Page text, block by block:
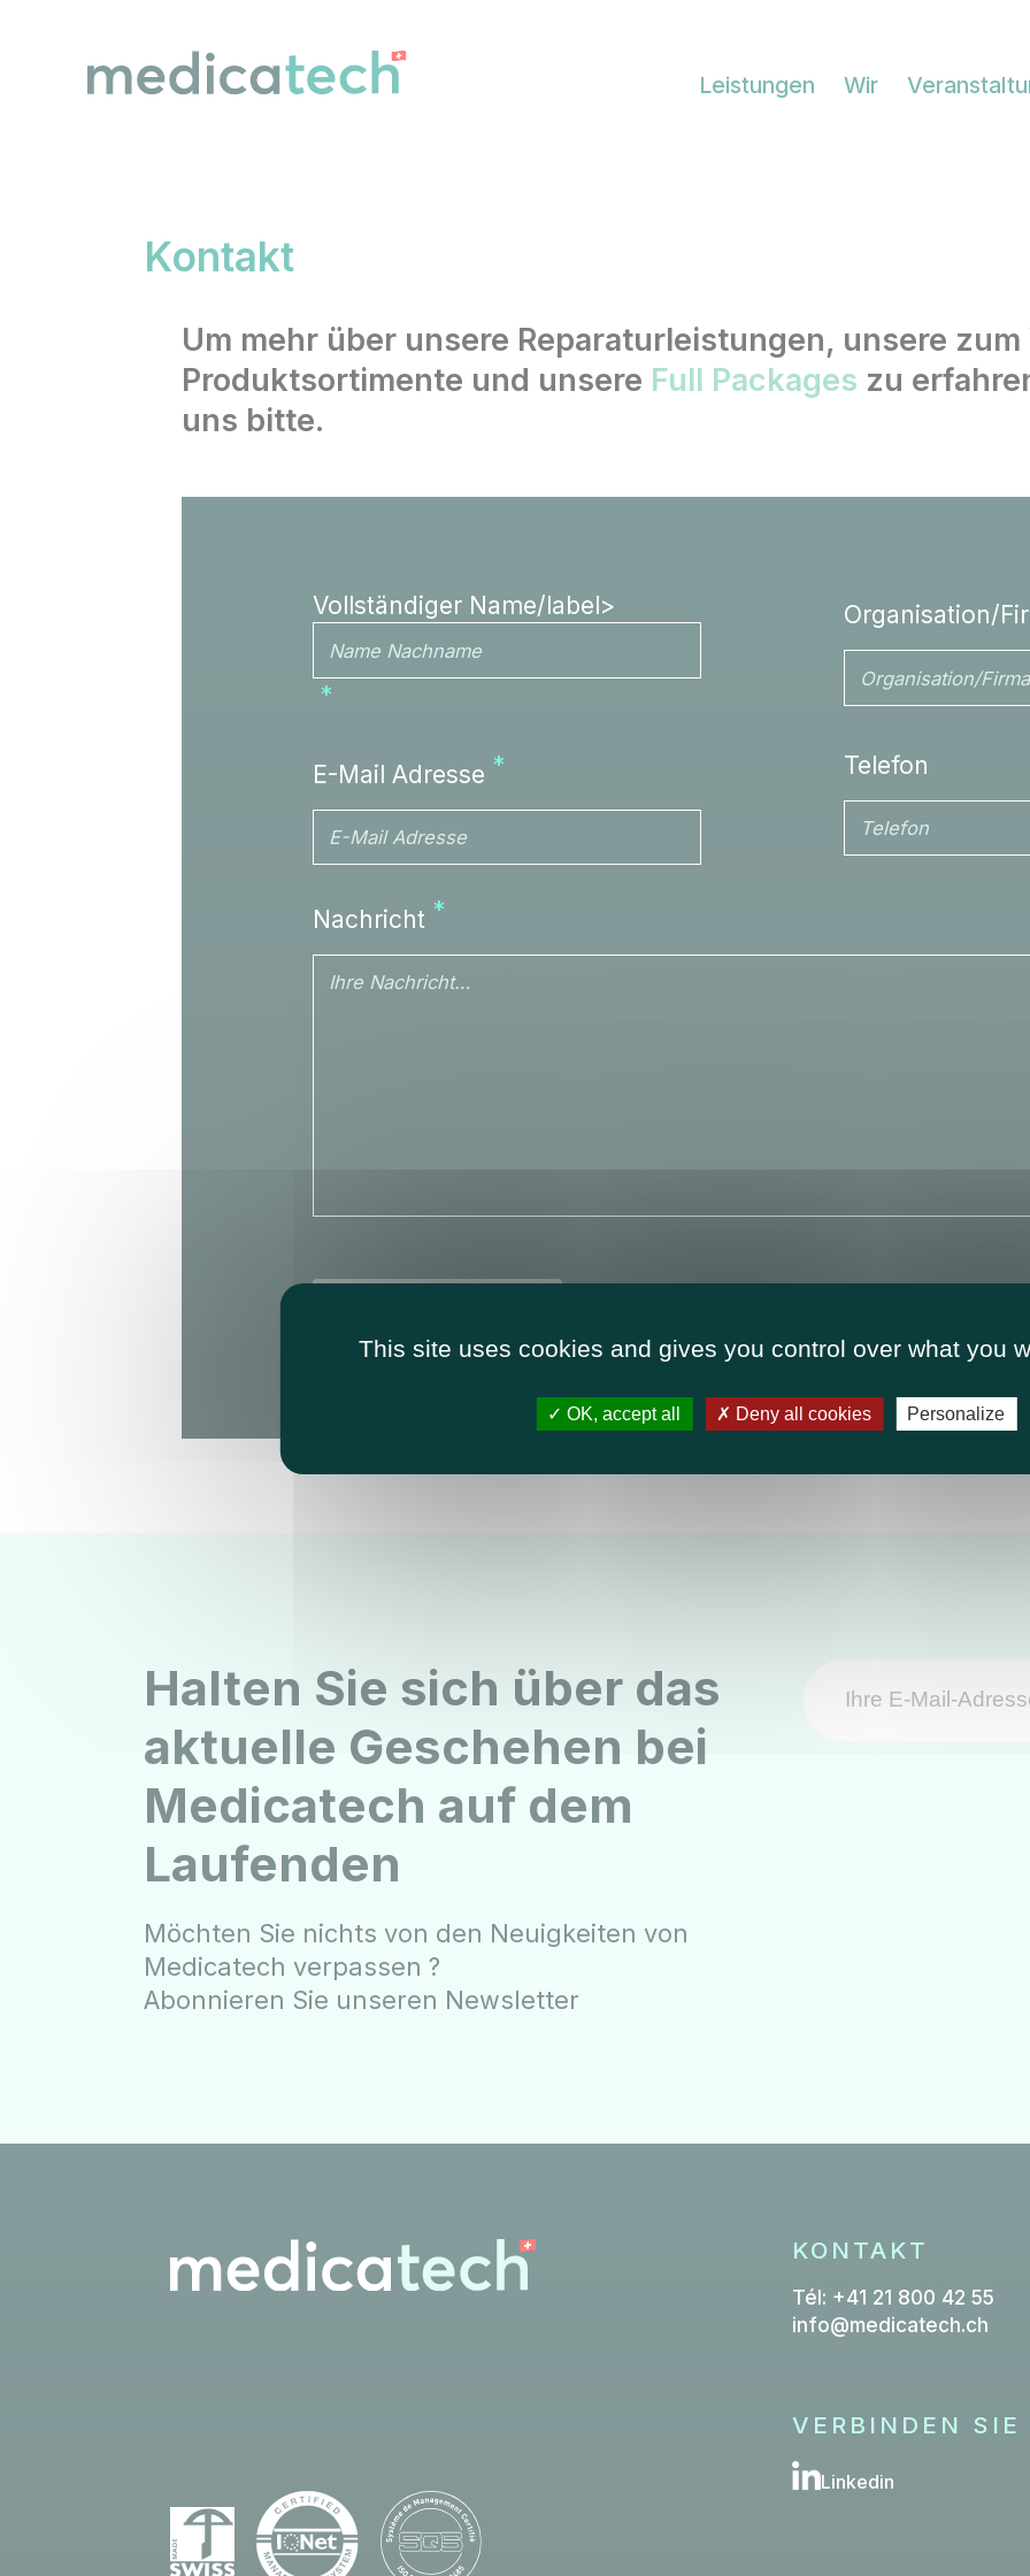
Leistungen Wir
Kontakt
Um mehr über unsere Reparaturleistungen, unsere
Produktsortimente und unsere Full Packages zu
uns bitte.
Vollständiger Name/label> Organisation/
E-Mail Adresse Telefon
Nachricht
Halten Sie sich über das
aktuelle Geschehen bei
Medicatech auf dem
Laufenden
Möchten Sie nichts von den Neuigkeiten von
Medicatech verpassen ?
Abonnieren Sie unseren Newsletter
KONTAKT
Tél: +41 21 800 42 55
info@medicatech.ch
VERBINDEN SIE
Linkedin
This site uses cookies and gives you control over what you
OK, accept all Deny all cookies Personalize